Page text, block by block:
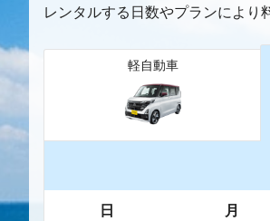
レンタルする日数やプランにより
軽自動車
日 月